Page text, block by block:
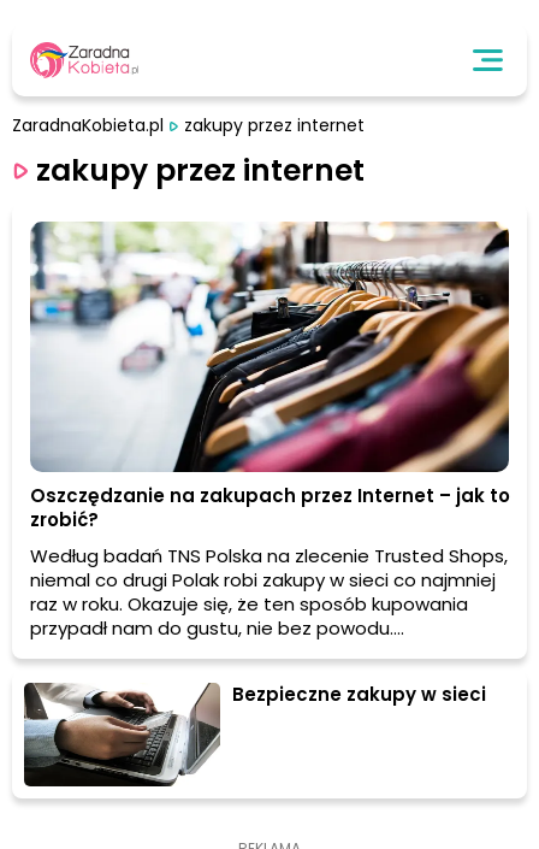
ZaradnaKobieta.pl zakupy przez internet
zakupy przez internet
Oszczędzanie na zakupach przez Internet – jak to
zrobić?
Według badań TNS Polska na zlecenie Trusted Shops,
niemal co drugi Polak robi zakupy w sieci co najmniej
raz w roku. Okazuje się, że ten sposób kupowania
przypadł nam do gustu, nie bez powodu.
Oszczędność czasu, siły i nerwów to tylko niektóre z
benefitów. Największym plusem jest z pewnością
oszczędność pieniędzy. Jak to zrobić, wypełniając
swój wirtualny koszyk?
Bezpieczne zakupy w sieci